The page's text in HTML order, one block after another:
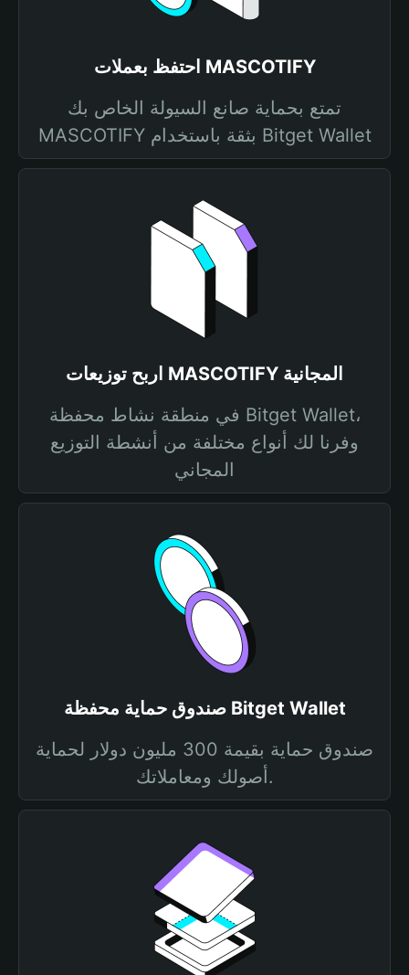
احتفظ بعملات MASCOTIFY
تمتع بحماية صانع السيولة الخاص بك
MASCOTIFY بثقة باستخدام Bitget Wallet
اربح توزيعات MASCOTIFY المجانية
في منطقة نشاط محفظة Bitget Wallet،
وفرنا لك أنواع مختلفة من أنشطة التوزيع
المجاني
صندوق حماية محفظة Bitget Wallet
صندوق حماية بقيمة 300 مليون دولار لحماية
أصولك ومعاملاتك.